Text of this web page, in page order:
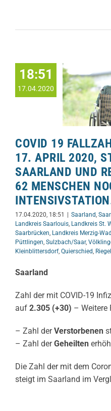
18:51
17.04.2020
COVID 19
17. APRIL 2020,
SAARLAND UND
62 MENSCHEN
17.04.2020, 18:51 Saarland,
Landkreis Saarlouis, Landkreis St.
Saarbrücken, Landkreis Merzig-
Püttlingen, Sulzbach/Saar,
Kleinblittersdorf, Quierschied,
Saarland
Zahl der mit COVID-19
auf 2.305 (+30) – Weitere
– Zahl derVerstorbenen
– Zahl derGeheilten
Die Zahl der mit dem
steigt im Saarland im